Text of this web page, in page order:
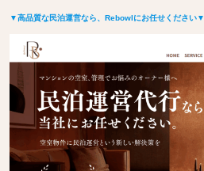
▼高品質な民泊運営なら、Rebowlにお任せください▼